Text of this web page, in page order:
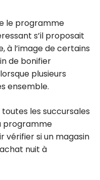
le programme
s’il proposait
à l’image de certains
de bonifier
plusieurs
ensemble.
les succursales
programme
vérifier si un magasin
nuit à